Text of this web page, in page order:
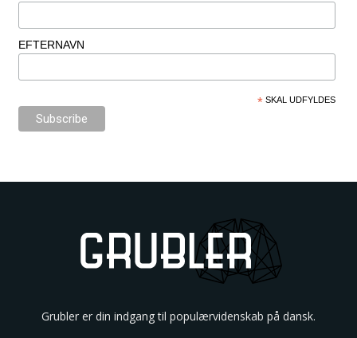
EFTERNAVN
* SKAL UDFYLDES
Grubler er din indgang til populærvidenskab på dansk.